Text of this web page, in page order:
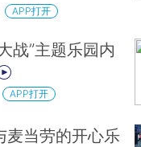
APP打开
战”主题乐园内
APP打开
麦当劳的开心乐